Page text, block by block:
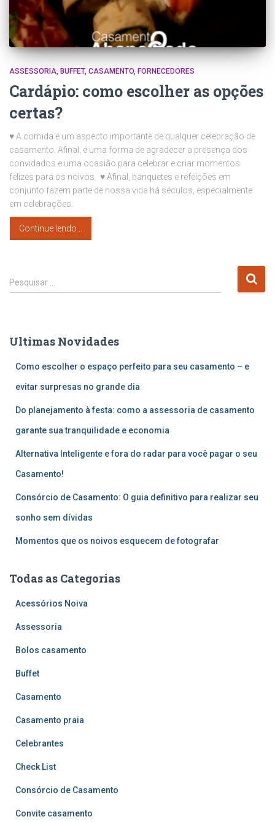
ASSESSORIA BUFFET CASAMENTO FORNECEDORES
Cardápio: como escolher as opções
certas?
♥ A comida é um aspecto importante de qualquer celebração de
casamento. Afinal, é uma forma de agradecer a presença dos
convidados e uma ocasião para celebrar e criar momentos
felizes para os noivos. ♥ Afinal, banquetes e refeições em
conjunto fazem parte de nossa vida há séculos, especialmente
em celebrações.
Continue lendo…
P
e
i
Pesquisar …
Ultimas Novidades
Como escolher o espaço perfeito para seu casamento – e
evitar surpresas no grande dia
Do planejamento à festa: como a assessoria de casamento
garante sua tranquilidade e economia
Alternativa Inteligente e fora do radar para você pagar o seu
Casamento!
Consórcio de Casamento: O guia definitivo para realizar seu
sonho sem dívidas
Momentos que os noivos esquecem de fotografar
Todas as Categorias
Acessórios Noiva
Assessoria
Bolos casamento
Buffet
Casamento
Casamento praia
Celebrantes
Check List
Consórcio de Casamento
Convite casamento